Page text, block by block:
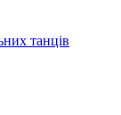
танців